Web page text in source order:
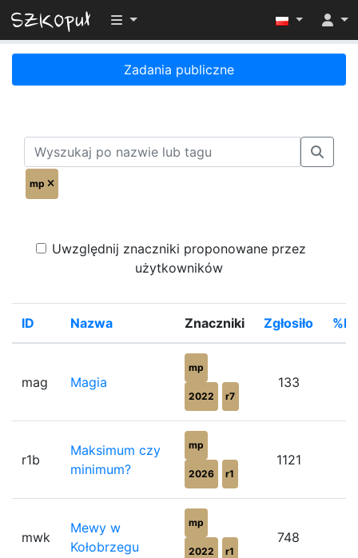
Przełącz widoczność menu
Zadania publiczne
mp
Uwzględnij znaczniki proponowane przez
użytkowników
ID Nazwa Znaczniki Zgłosiło
mag Magia
mp
2022 r7
133
r1b
Maksimum czy
minimum?
mp
2026 r1
1121
mwk
Mewy w
Kołobrzegu
mp
2022 r1
748